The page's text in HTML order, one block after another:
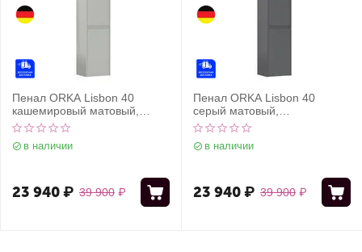
Пенал ORKA Lisbon 40
кашемировый матовый,
универсальный
в наличии
39 900 ₽
23 940₽
Пенал ORKA Lisbon 40
серый матовый,
универсальный
в наличии
39 900 ₽
23 940₽